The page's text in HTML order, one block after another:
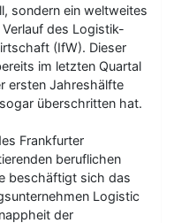
sondern ein weltweites
des Logistik-
(IfW). Dieser
im letzten Quartal
ersten Jahreshälfte
überschritten hat.
Frankfurter
beruflichen
beschäftigt sich das
Logistic
der